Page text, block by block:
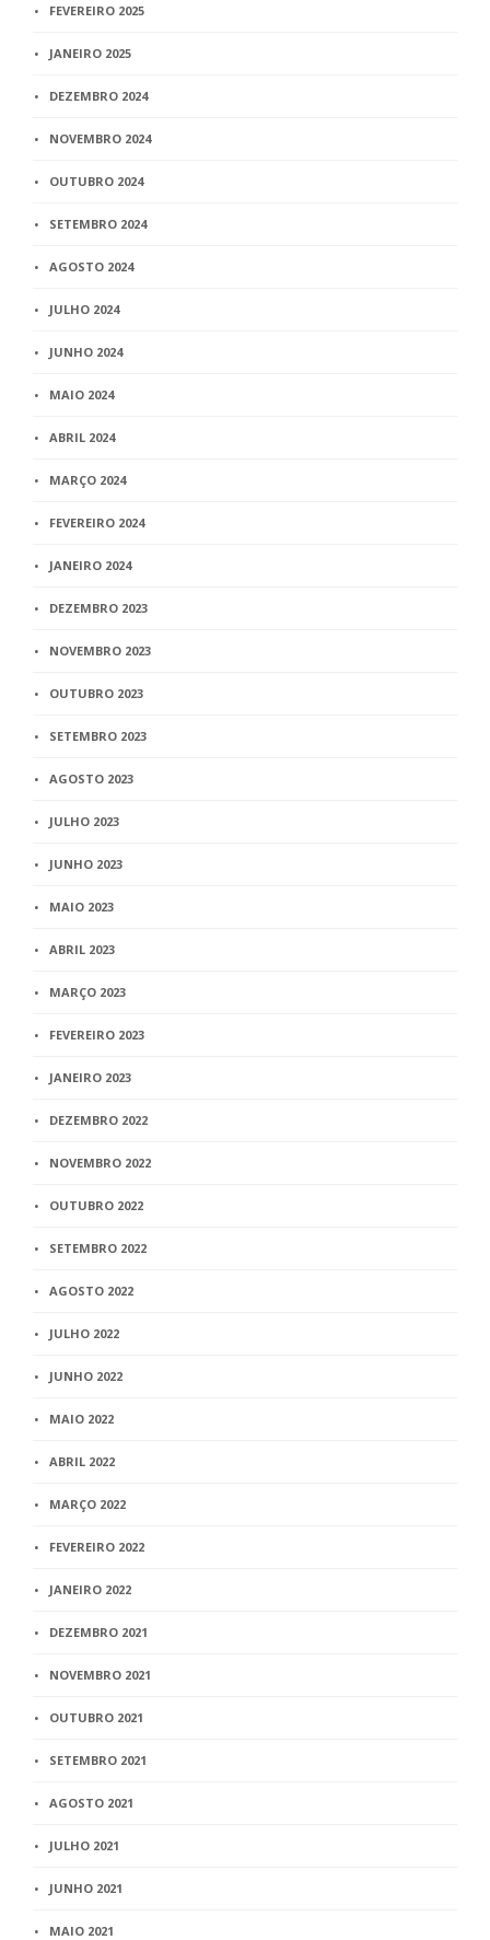
FEVEREIRO 2025
JANEIRO 2025
DEZEMBRO 2024
NOVEMBRO 2024
OUTUBRO 2024
SETEMBRO 2024
AGOSTO 2024
JULHO 2024
JUNHO 2024
MAIO 2024
ABRIL 2024
MARÇO 2024
FEVEREIRO 2024
JANEIRO 2024
DEZEMBRO 2023
NOVEMBRO 2023
OUTUBRO 2023
SETEMBRO 2023
AGOSTO 2023
JULHO 2023
JUNHO 2023
MAIO 2023
ABRIL 2023
MARÇO 2023
FEVEREIRO 2023
JANEIRO 2023
DEZEMBRO 2022
NOVEMBRO 2022
OUTUBRO 2022
SETEMBRO 2022
AGOSTO 2022
JULHO 2022
JUNHO 2022
MAIO 2022
ABRIL 2022
MARÇO 2022
FEVEREIRO 2022
JANEIRO 2022
DEZEMBRO 2021
NOVEMBRO 2021
OUTUBRO 2021
SETEMBRO 2021
AGOSTO 2021
JULHO 2021
JUNHO 2021
MAIO 2021